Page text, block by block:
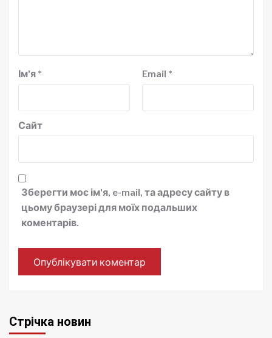
Ім'я * Email *
Сайт
Зберегти моє ім'я, e-mail, та адресу сайту в
цьому браузері для моїх подальших
коментарів.
Стрічка новин